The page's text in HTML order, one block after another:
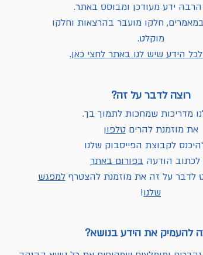
הרבה ידע מעודכן ומבוסס באתר.
חלקו מועבר בהרצאות וחלקו
מוקלט.
הידע שיש לנו באתר לחצי כאן.
רוצה לדבר על זה?
מדריכות שמחכות לתמוך בך.
את מוזמנת להריםטלפון
לקבוצת הפייסבוק שלנו
לכתוב הודעה בפורום באתר
לדבר על זה את מוזמנת להצטרףלמפגש
שלנו!
להעמיק את הידע בנושא?